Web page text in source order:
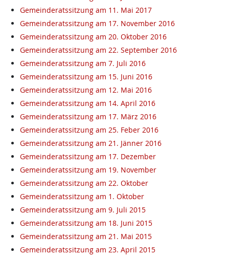
Gemeinderatssitzung am 11. Mai 2017
Gemeinderatssitzung am 17. November 2016
Gemeinderatssitzung am 20. Oktober 2016
Gemeinderatssitzung am 22. September 2016
Gemeinderatssitzung am 7. Juli 2016
Gemeinderatssitzung am 15. Juni 2016
Gemeinderatssitzung am 12. Mai 2016
Gemeinderatssitzung am 14. April 2016
Gemeinderatssitzung am 17. März 2016
Gemeinderatssitzung am 25. Feber 2016
Gemeinderatssitzung am 21. Jänner 2016
Gemeinderatssitzung am 17. Dezember
Gemeinderatssitzung am 19. November
Gemeinderatssitzung am 22. Oktober
Gemeinderatssitzung am 1. Oktober
Gemeinderatssitzung am 9. Juli 2015
Gemeinderatssitzung am 18. Juni 2015
Gemeinderatssitzung am 21. Mai 2015
Gemeinderatssitzung am 23. April 2015